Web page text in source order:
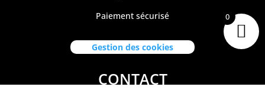
Paiement sécurisé
Gestion des cookies
CONTACT
0